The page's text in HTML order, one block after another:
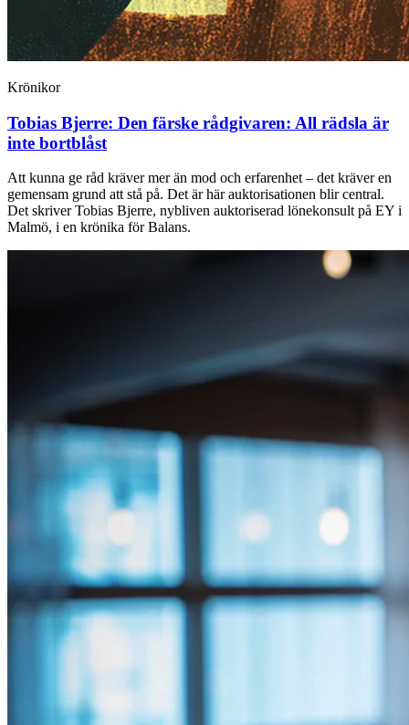
Krönikor
Tobias Bjerre: Den färske rådgivaren: All rädsla är
inte bortblåst
Att kunna ge råd kräver mer än mod och erfarenhet – det kräver en
gemensam grund att stå på. Det är här auktorisationen blir central.
Det skriver Tobias Bjerre, nybliven auktoriserad lönekonsult på EY i
Malmö, i en krönika för Balans.